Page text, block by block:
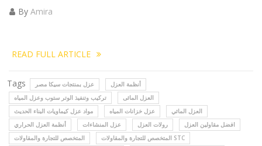
By Amira
READ FULL ARTICLE
Tags عزل بمنتجات سيكا مصر
أنظمة العزل
تركيب وتنفيذ الوتر ستوب وعزل المياه
العزل المائى
مواد عزل كيماويات البناء الحديث
عزل خزانات المياه
العزل المائي
أنظمة العزل الحراري
عزل المنشاءات رولات العزل
افضل مقاولين العزل
المتخصص للتجارة والمقاولات
المتخصص للتجارة والمقاولات STC